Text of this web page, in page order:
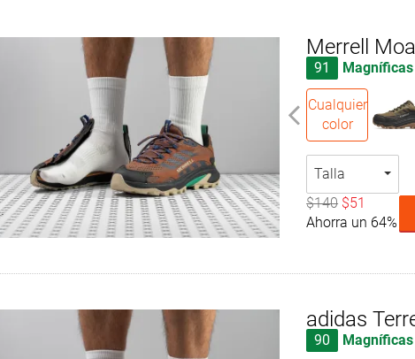
Merrell
91 Magníficas
Cualquier
color
Talla
$140 $51
Ahorra un 64%
adidas
90 Magníficas